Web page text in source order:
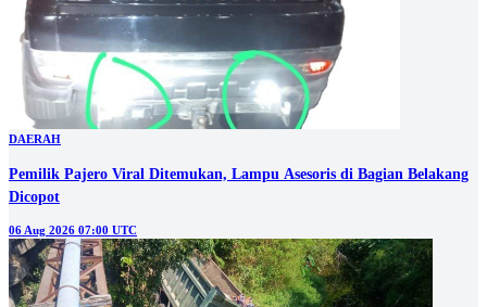
DAERAH
Pemilik Pajero Viral Ditemukan, Lampu Asesoris di Bagian Belakang
Dicopot
06 Aug 2026 07:00 UTC